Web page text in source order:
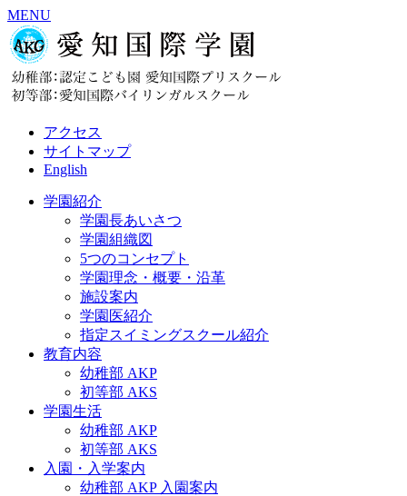
MENU
アクセス
サイトマップ
English
学園紹介
学園長あいさつ
学園組織図
5つのコンセプト
学園理念・概要・沿革
施設案内
学園医紹介
指定スイミングスクール紹介
教育内容
幼稚部 AKP
初等部 AKS
学園生活
幼稚部 AKP
初等部 AKS
入園・入学案内
幼稚部 AKP 入園案内